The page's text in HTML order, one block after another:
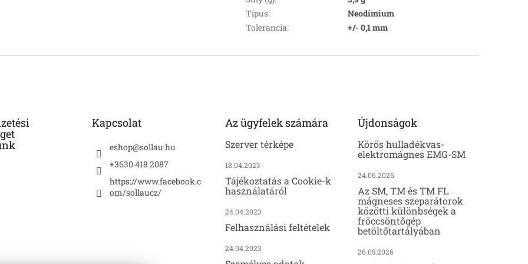
Típus:
Neodímium
Tolerancia: +/- 0,1 mm
Kapcsolat
eshop@sollau.hu
+3630 418 2087
https://www.facebook.c
om/sollaucz/
Az ügyfelek számára
Szerver térképe
18.04.2023
Tájékoztatás a Cookie-k
használatáról
24.04.2023
Felhasználási feltételek
24.04.2023
Újdonságok
Körös hulladékvas-
elektromágnes EMG-SM
24.06.2026
Az SM, TM és TM FL
mágneses szeparátorok
közötti különbségek a
fröccsöntőgép
betöltőtartályában
26.05.2026